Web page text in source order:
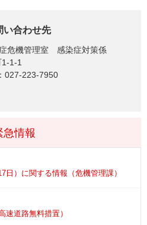
い合わせ先
危機管理室 感染症対策係
1-1-1
027-223-7950
急情報
日）に関する情報（危機管理課）
速道路無料措置）